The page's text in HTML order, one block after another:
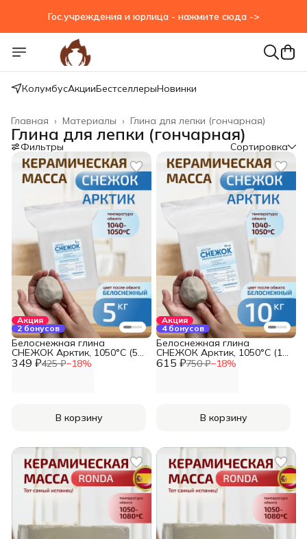
Гос.учреждения и юрлица - нажмите сюда ->
КолумбусАкцииБестселлерыНовинки
Глина для лепки (гончарная)
Материалы ›
Главная ›
Глина для лепки (гончарная)
Фильтры Сортировка
Акция
2 бонусов
349 ₽425 ₽−18%
Белоснежная глина
СНЕЖОК Арктик, 1050°С (5
кг)
В корзину
Акция
4 бонусов
615 ₽750 ₽−18%
Белоснежная глина
СНЕЖОК Арктик, 1050°С (10
кг)
В корзину